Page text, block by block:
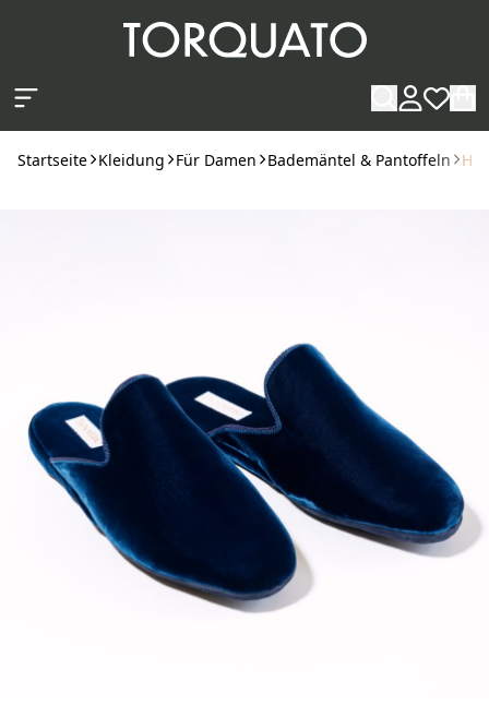
Startseite Kleidung Für Damen Bademäntel & Pantoffeln